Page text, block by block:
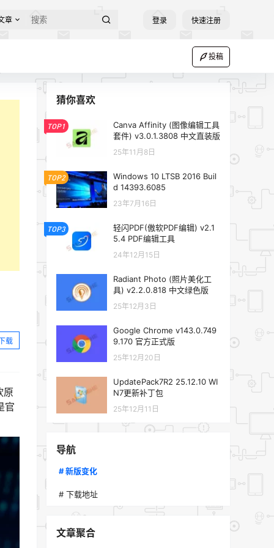
章 登录 快速注册
投稿
载
原
官
猜你喜欢
TOP1
Canva Affinity (图像编辑工具
套件) v3.0.1.3808 中文直装版
25年11月8日
TOP2
Windows 10 LTSB 2016 Buil
d 14393.6085
23年7月16日
TOP3
轻闪PDF(傲软PDF编辑) v2.1
5.4 PDF编辑工具
24年12月15日
Radiant Photo (照片美化工
具) v2.2.0.818 中文绿色版
25年12月3日
Google Chrome v143.0.749
9.170 官方正式版
25年12月20日
UpdatePack7R2 25.12.10 WI
N7更新补丁包
25年12月11日
导航
# 新版变化
# 下载地址
文章聚合